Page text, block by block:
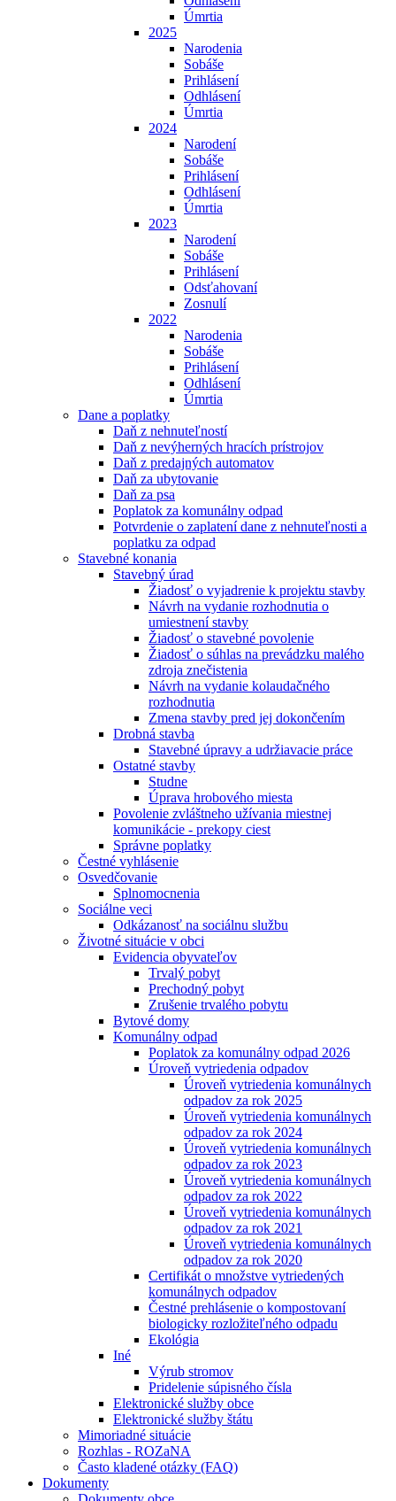
Úmrtia
2025
Narodenia
Sobáše
Prihlásení
Odhlásení
Úmrtia
2024
Narodení
Sobáše
Prihlásení
Odhlásení
Úmrtia
2023
Narodení
Sobáše
Prihlásení
Odsťahovaní
Zosnulí
2022
Narodenia
Sobáše
Prihlásení
Odhlásení
Úmrtia
Dane a poplatky
Daň z nehnuteľností
Daň z nevýherných hracích prístrojov
Daň z predajných automatov
Daň za ubytovanie
Daň za psa
Poplatok za komunálny odpad
Potvrdenie o zaplatení dane z nehnuteľnosti a
poplatku za odpad
Stavebné konania
Stavebný úrad
Žiadosť o vyjadrenie k projektu stavby
Návrh na vydanie rozhodnutia o
umiestnení stavby
Žiadosť o stavebné povolenie
Žiadosť o súhlas na prevádzku malého
zdroja znečistenia
Návrh na vydanie kolaudačného
rozhodnutia
Zmena stavby pred jej dokončením
Drobná stavba
Stavebné úpravy a udržiavacie práce
Ostatné stavby
Studne
Úprava hrobového miesta
Povolenie zvláštneho užívania miestnej
komunikácie - prekopy ciest
Správne poplatky
Čestné vyhlásenie
Osvedčovanie
Splnomocnenia
Sociálne veci
Odkázanosť na sociálnu službu
Životné situácie v obci
Evidencia obyvateľov
Trvalý pobyt
Prechodný pobyt
Zrušenie trvalého pobytu
Bytové domy
Komunálny odpad
Poplatok za komunálny odpad 2026
Úroveň vytriedenia odpadov
Úroveň vytriedenia komunálnych
odpadov za rok 2025
Úroveň vytriedenia komunálnych
odpadov za rok 2024
Úroveň vytriedenia komunálnych
odpadov za rok 2023
Úroveň vytriedenia komunálnych
odpadov za rok 2022
Úroveň vytriedenia komunálnych
odpadov za rok 2021
Úroveň vytriedenia komunálnych
odpadov za rok 2020
Certifikát o množstve vytriedených
komunálnych odpadov
Čestné prehlásenie o kompostovaní
biologicky rozložiteľného odpadu
Ekológia
Iné
Výrub stromov
Pridelenie súpisného čísla
Elektronické služby obce
Elektronické služby štátu
Mimoriadné situácie
Rozhlas - ROZaNA
Často kladené otázky (FAQ)
Dokumenty